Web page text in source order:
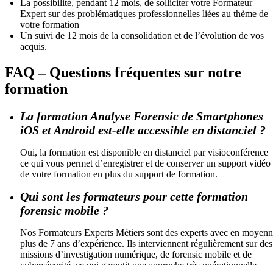
La possibilité, pendant 12 mois, de solliciter votre Formateur
Expert sur des problématiques professionnelles liées au thème de
votre formation
Un suivi de 12 mois de la consolidation et de l’évolution de vos
acquis.
FAQ – Questions fréquentes sur notre
formation
La formation Analyse Forensic de Smartphones
iOS et Android est-elle accessible en distanciel ?
Oui, la formation est disponible en distanciel par visioconférence
ce qui vous permet d’enregistrer et de conserver un support vidéo
de votre formation en plus du support de formation.
Qui sont les formateurs pour cette formation
forensic mobile ?
Nos Formateurs Experts Métiers sont des experts avec en
plus de 7 ans d’expérience. Ils interviennent régulièrement sur des
missions d’investigation numérique, de forensic mobile et de